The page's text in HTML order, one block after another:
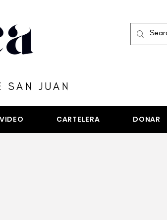
SAN JUAN
VIDEO CARTELERA DONAR